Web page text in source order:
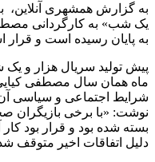
به گزارش همشهری آنلاین،
یک شب» به کارگردانی
به پایان رسیده است و قرار است نوروز
ماه همان سال مصطفی کیایی
شرایط اجتماعی و سیاسی
نوشت: «با برخی بازیگران
بسته شده بود و قرار بود
دلیل اتفاقات اخیر متوقف